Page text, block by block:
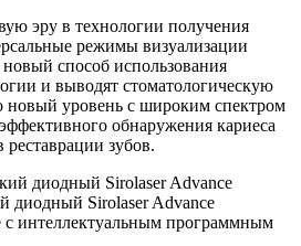
эру в технологии получения
режимы визуализации
способ использования
и выводят стоматологическую
новый уровень с широким спектром
обнаружения кариеса
зубов.
диодный Sirolaser Advance
интеллектуальным программным